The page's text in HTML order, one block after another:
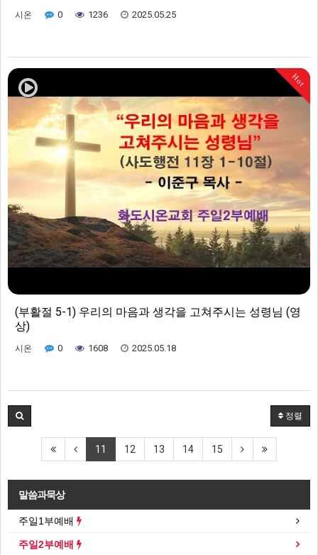
시온 0 1236 2025.05.25
Hot
(부활절 5-1) 우리의 마음과 생각을 고쳐주시는 성령님 (영
상)
시온 0 1608 2025.05.18
정렬
11 12 13 14 15
말씀과묵상
주일1부예배
주일2부예배